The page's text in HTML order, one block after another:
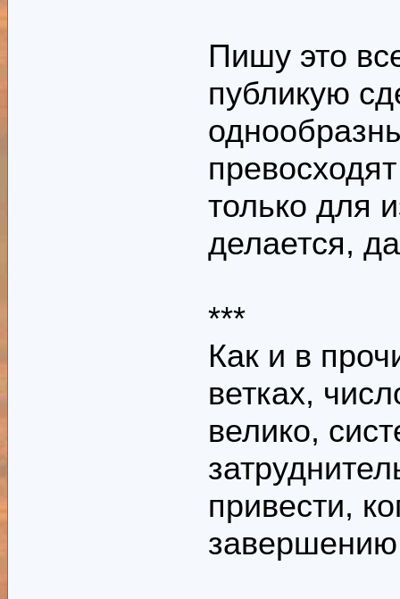
Пишу это
публикую
только для
делается,
***
Как и в
ветках,
велико,
привести,